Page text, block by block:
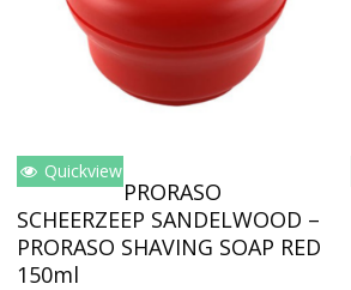
Toevoegen Aan Winkelwagen
Quickview
PRORASO
SCHEERZEEP SANDELWOOD –
PRORASO SHAVING SOAP RED
150ml